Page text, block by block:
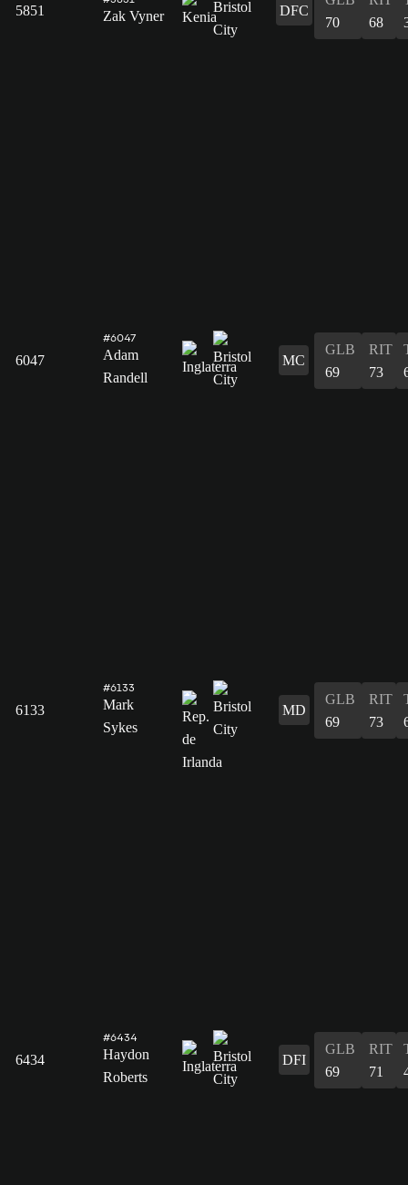
5851 Zak Vyner DFC
70
68
6047
#6047
Adam
Randell
MC
GLB
69
RIT
73
6133
#6133
Mark
Sykes
MD
GLB
69
RIT
73
6434
#6434
Haydon
Roberts
DFI
GLB
69
RIT
71